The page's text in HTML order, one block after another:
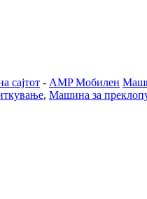
сајтот - AMP Мобилен
, Машина за